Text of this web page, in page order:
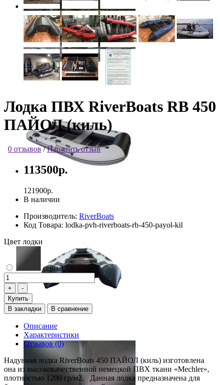
Лодка ПВХ RiverBoats RB 450
ПАЙОЛ (киль)
0 отзывов/Написать отзыв
113500р.
121900р.
В наличии
Производитель: RiverBoats
Код Товара: lodka-pvh-riverboats-rb-450-payol-kil
Цвет лодки
серый
Купить
В закладки
В сравнение
Описание
Характеристики
Отзывов (0)
Надувная лодка RiverBoats 450 ПАЙОЛ (киль) изготовлена
она из высококачественной немецкой ПВХ ткани «Mechler»,
плотностью 1200 гр/м2. Данная лодка предназначена для